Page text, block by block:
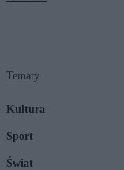
Tematy
Kultura
Sport
Świat